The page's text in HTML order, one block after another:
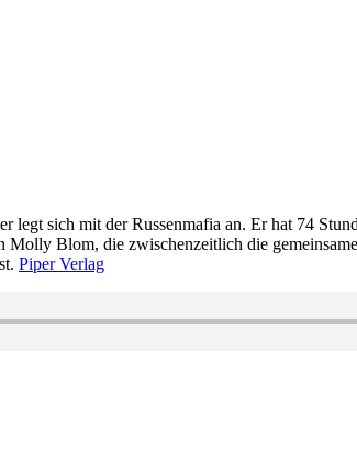
sich mit der Russenmafia an. Er hat 74
Blom, die zwischenzeitlich die
Piper Verlag